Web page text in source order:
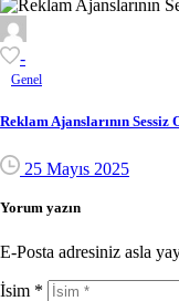
-
Genel
Reklam Ajanslarının Sessiz
25 Mayıs 2025
Yorum yazın
E-Posta adresiniz asla
İsim *